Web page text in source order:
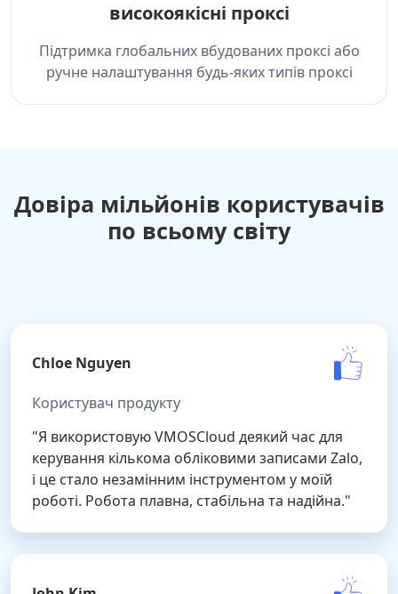
високоякісні проксі
Підтримка глобальних вбудованих проксі або
ручне налаштування будь-яких типів проксі
Довіра мільйонів користувачів
по всьому світу
Chloe Nguyen
Користувач продукту
"Я використовую VMOSCloud деякий час для
керування кількома обліковими записами Zalo,
і це стало незамінним інструментом у моїй
роботі. Робота плавна, стабільна та надійна."